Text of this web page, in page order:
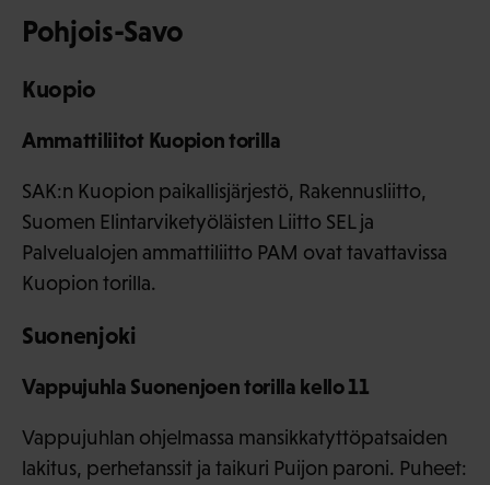
Pohjois-Savo
Kuopio
Ammattiliitot Kuopion torilla
SAK:n Kuopion paikallisjärjestö, Rakennusliitto,
Suomen Elintarviketyöläisten Liitto SEL ja
Palvelualojen ammattiliitto PAM ovat tavattavissa
Kuopion torilla.
Suonenjoki
Vappujuhla Suonenjoen torilla kello 11
Vappujuhlan ohjelmassa mansikkatyttöpatsaiden
lakitus, perhetanssit ja taikuri Puijon paroni. Puheet: